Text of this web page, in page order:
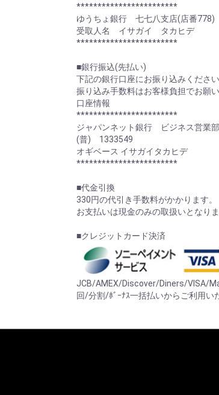
************************
ゆうちょ銀行 七七八支店(店番
受取人名 イサガイ タカヒデ
************************
■銀行振込(先払い)
下記の銀行口座にお振り込みください
振り込み手数料はお客様負担でお願い
口座情報
************************
ジャパンネット銀行 ビジネス営業
(普) 1333549
オギベース イサガイタカヒデ
************************
■代金引換
330円の代引き手数料がかかります。
お支払いは現金のみの取扱いとなりま
■クレジットカード決済
JCB/AMEX/Discover/Diners/VISA/
回/分割/ﾎﾞｰﾅｽ一括払いからご利用い